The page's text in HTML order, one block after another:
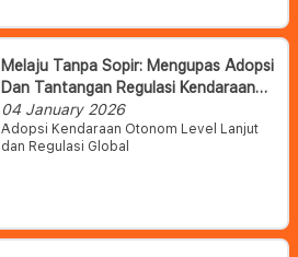
Melaju Tanpa Sopir: Mengupas Adopsi
Dan Tantangan Regulasi Kendaraan
Otonom Level Lanjut
04 January 2026
Adopsi Kendaraan Otonom Level Lanjut
dan Regulasi Global